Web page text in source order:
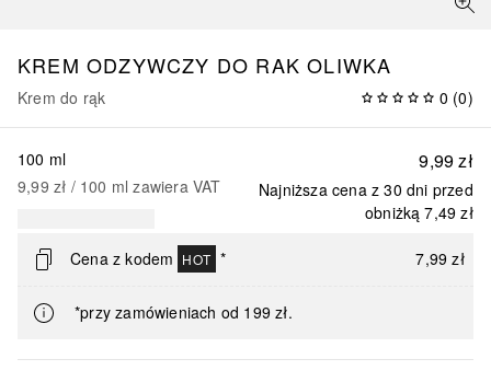
KREM ODZYWCZY DO RAK OLIWKA
Krem do rąk 0 (0)
9,99 zł
Najniższa cena z 30 dni przed
obniżką 7,49 zł
100 ml
9,99 zł / 100 ml zawiera VAT
Cena z kodem HOT * 7,99 zł
*przy zamówieniach od 199 zł.